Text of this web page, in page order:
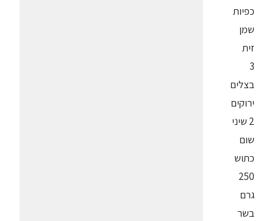
כפיות
שמן
זית
3
בצלים
ירוקים
2 שיני
שום
כתוש
250
גרם
בשר